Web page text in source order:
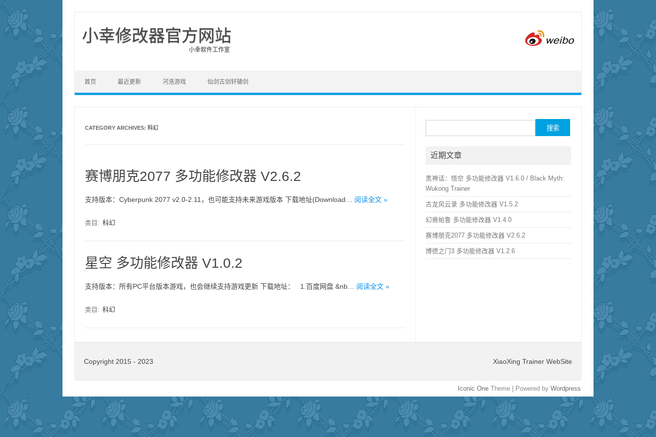
小幸修改器官方网站
小幸软件工作室
首页 最近更新 河洛游戏 仙剑古剑轩辕剑
CATEGORY ARCHIVES: 科幻
赛博朋克2077 多功能修改器 V2.6.2
支持版本：Cyberpunk 2077 v2.0-2.11，也可能支持未来游戏版本 下载地址(Download… 阅读全文 »
类目: 科幻
星空 多功能修改器 V1.0.2
支持版本：所有PC平台版本游戏，也会继续支持游戏更新 下载地址： 1.百度网盘 &nb… 阅读全文 »
类目: 科幻
近期文章
黑神话：悟空 多功能修改器 V1.6.0 / Black Myth:
Wukong Trainer
古龙风云录 多功能修改器 V1.5.2
幻兽帕鲁 多功能修改器 V1.4.0
赛博朋克2077 多功能修改器 V2.6.2
博德之门3 多功能修改器 V1.2.6
Copyright 2015 - 2023 XiaoXing Trainer WebSite
Iconic One Theme | Powered by Wordpress